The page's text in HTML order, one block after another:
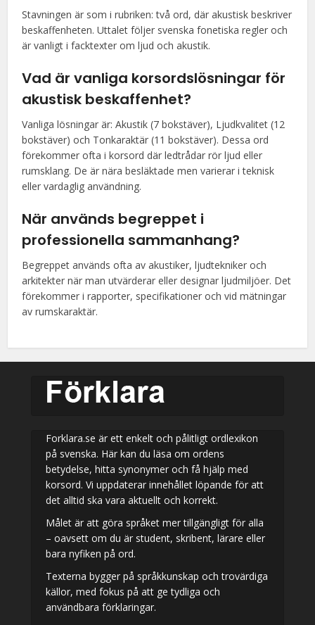
Stavningen är som i rubriken: två ord, där akustisk beskriver
beskaffenheten. Uttalet följer svenska fonetiska regler och
är vanligt i facktexter om ljud och akustik.
Vad är vanliga korsordslösningar för
akustisk beskaffenhet?
Vanliga lösningar är: Akustik (7 bokstäver), Ljudkvalitet (12
bokstäver) och Tonkaraktär (11 bokstäver). Dessa ord
förekommer ofta i korsord där ledtrådar rör ljud eller
rumsklang. De är nära besläktade men varierar i teknisk
eller vardaglig användning.
När används begreppet i
professionella sammanhang?
Begreppet används ofta av akustiker, ljudtekniker och
arkitekter när man utvärderar eller designar ljudmiljöer. Det
förekommer i rapporter, specifikationer och vid mätningar
av rumskaraktär.
Forklara.se är ett enkelt och pålitligt ordlexikon
på svenska. Här kan du läsa om ordens
betydelse, hitta synonymer och få hjälp med
korsord. Vi uppdaterar innehållet löpande för att
det alltid ska vara aktuellt och korrekt.
Målet är att göra språket mer tillgängligt för alla
– oavsett om du är student, skribent, lärare eller
bara nyfiken på ord.
Texterna bygger på språkkunskap och trovärdiga
källor, med fokus på att ge tydliga och
användbara förklaringar.